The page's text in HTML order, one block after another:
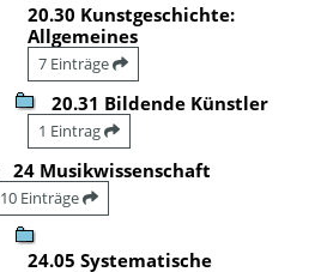
20.30 Kunstgeschichte:
Allgemeines
7 Einträge
20.31 Bildende Künstler
1 Eintrag
24 Musikwissenschaft
10 Einträge
24.05 Systematische